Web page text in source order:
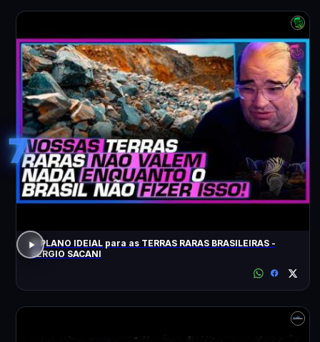
7
O PLANO IDEIAL para as TERRAS RARAS BRASILEIRAS -
SÉRGIO SACANI